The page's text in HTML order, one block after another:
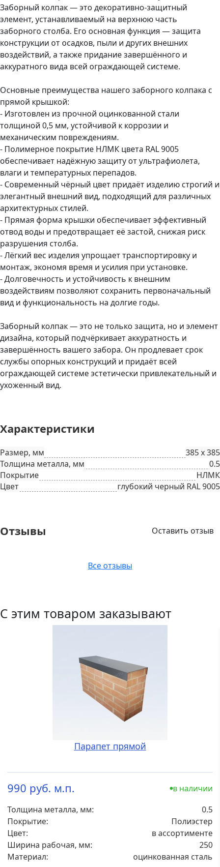
Заборный колпак — это декоративно-защитный
элемент, устанавливаемый на верхнюю часть
заборного столба. Его основная функция — защита
конструкции от осадков, пыли и других внешних
воздействий, а также придание завершённого и
аккуратного вида всей ограждающей системе.
Основные преимущества нашего заборного колпака с
прямой крышкой:
- Изготовлен из прочной оцинкованной стали
толщиной 0,5 мм, устойчивой к коррозии и
механическим повреждениям.
- Полимерное покрытие НЛМК цвета RAL 9005
обеспечивает надёжную защиту от ультрафиолета,
влаги и температурных перепадов.
- Современный чёрный цвет придаёт изделию строгий и
элегантный внешний вид, подходящий для различных
архитектурных стилей.
- Прямая форма крышки обеспечивает эффективный
отвод воды и предотвращает её застой, снижая риск
разрушения столба.
- Лёгкий вес изделия упрощает транспортировку и
монтаж, экономя время и усилия при установке.
- Долговечность и устойчивость к внешним
воздействиям позволяют сохранить первоначальный
вид и функциональность на долгие годы.
Заборный колпак — это не только защита, но и элемент
дизайна, который подчёркивает аккуратность и
завершённость вашего забора. Он продлевает срок
службы опорных конструкций и придаёт всей
ограждающей системе эстетически привлекательный и
ухоженный вид.
Характеристики
Размер, мм
385 х 385
Толщина металла, мм
0.5
Покрытие
НЛМК
Цвет
глубокий черный RAL 9005
Отзывы Оставить отзыв
Все отзывы
С этим товаром заказывают
Парапет прямой
990 руб. м.п.
в наличии
Толщина металла, мм:
0.5
Покрытие:
Полиэстер
Цвет:
в ассортименте
Ширина рабочая, мм:
250
Материал:
оцинкованная сталь